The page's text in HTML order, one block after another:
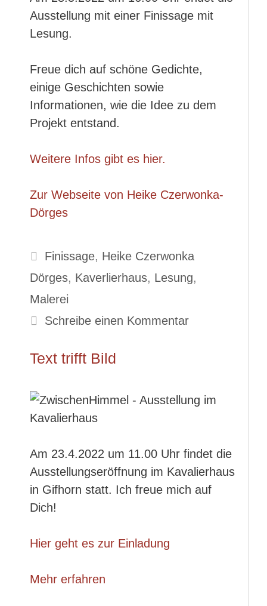
Ausstellung mit einer Finissage mit
Lesung.
Freue dich auf schöne Gedichte,
einige Geschichten sowie
Informationen, wie die Idee zu dem
Projekt entstand.
Weitere Infos gibt es hier.
Zur Webseite von Heike Czerwonka-
Dörges
Schlagwörter
Finissage, Heike Czerwonka
Dörges, Kaverlierhaus, Lesung,
Malerei
Schreibe einen Kommentar
Text trifft Bild
Am 23.4.2022 um 11.00 Uhr findet die
Ausstellungseröffnung im Kavalierhaus
in Gifhorn statt. Ich freue mich auf
Dich!
Hier geht es zur Einladung
Mehr erfahren